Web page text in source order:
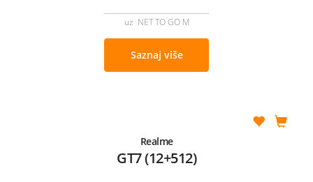
uz NET TO GO M
Saznaj više
Realme
GT7 (12+512)